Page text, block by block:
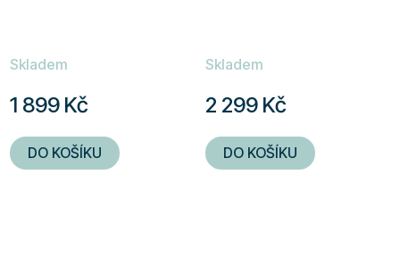
Skladem
1 899 Kč
DO KOŠÍKU
Skladem
2 299 Kč
DO KOŠÍKU